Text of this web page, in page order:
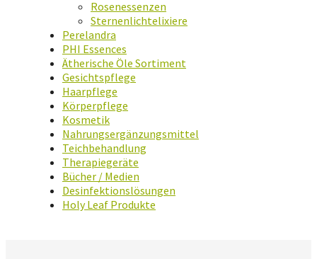
Rosenessenzen
Sternenlichtelixiere
Perelandra
PHI Essences
Ätherische Öle Sortiment
Gesichtspflege
Haarpflege
Körperpflege
Kosmetik
Nahrungsergänzungsmittel
Teichbehandlung
Therapiegeräte
Bücher / Medien
Desinfektionslösungen
Holy Leaf Produkte